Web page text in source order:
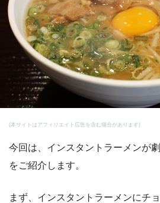
(本サイトはアフィリエイト広告を含む場合があります)
今回は、インスタントラーメンが
をご紹介します。
まず、インスタントラーメンにチ